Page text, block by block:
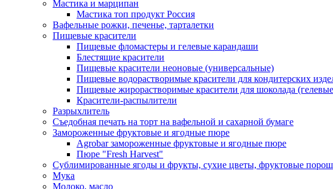
Мастика и марципан
Мастика топ продукт Россия
Вафельные рожки, печенье, тарталетки
Пищевые красители
Пищевые фломастеры и гелевые карандаши
Блестящие красители
Пищевые красители неоновые (универсальные)
Пищевые водорастворимые красители для кондитерских
Пищевые жирорастворимые красители для шоколада
Красители-распылители
Разрыхлитель
Съедобная печать на торт на вафельной и сахарной бумаге
Замороженные фруктовые и ягодные пюре
Agrobar замороженные фруктовые и ягодные пюре
Пюре "Fresh Harvest"
Сублимированные ягоды и фрукты, сухие цветы, фруктовые
Мука
Молоко, масло